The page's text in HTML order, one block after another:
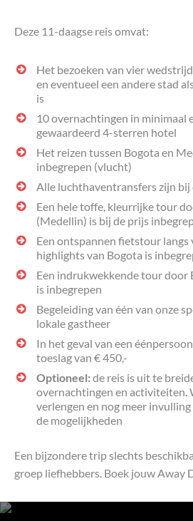
Deze 11-daagse reis omvat:
Het bezoeken van vier
en eventueel een andere stad
is
10 overnachtingen in minimaal
gewaardeerd 4-sterren hotel
Het reizen tussen Bogota en
inbegrepen (vlucht)
Alle luchthaventransfers zijn bij
Een hele toffe, kleurrijke tour
(Medellin) is bij de prijs
Een ontspannen fietstour langs
highlights van Bogota is
Een indrukwekkende tour door
is inbegrepen
Begeleiding van één van onze
lokale gastheer
In het geval van een
toeslag van € 450,-
Optioneel: de reis is uit te
overnachtingen en activiteiten.
verlengen en nog meer invulling
de mogelijkheden
Een bijzondere trip slechts
groep liefhebbers. Boek jouw Away